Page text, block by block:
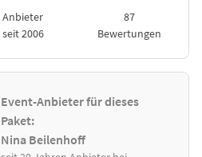
Anbieter
seit 2006
87
Bewertungen
Event-Anbieter für dieses
Paket:
Nina Beilenhoff